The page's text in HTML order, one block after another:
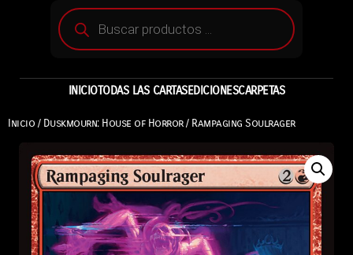
INICIOTODAS LAS CARTASEDICIONESCARPETAS
Inicio / Duskmourn: House of Horror/ Rampaging Soulrager